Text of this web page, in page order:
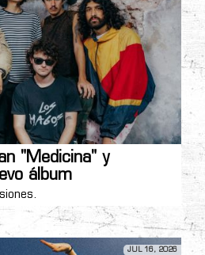
"Medicina" y
álbum
JUL 16, 2026